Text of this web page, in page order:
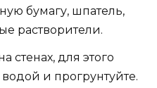
бумагу, шпатель,
растворители.
стенах, для этого
и прогрунтуйте.